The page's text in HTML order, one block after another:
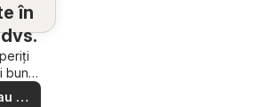
în
bune
să